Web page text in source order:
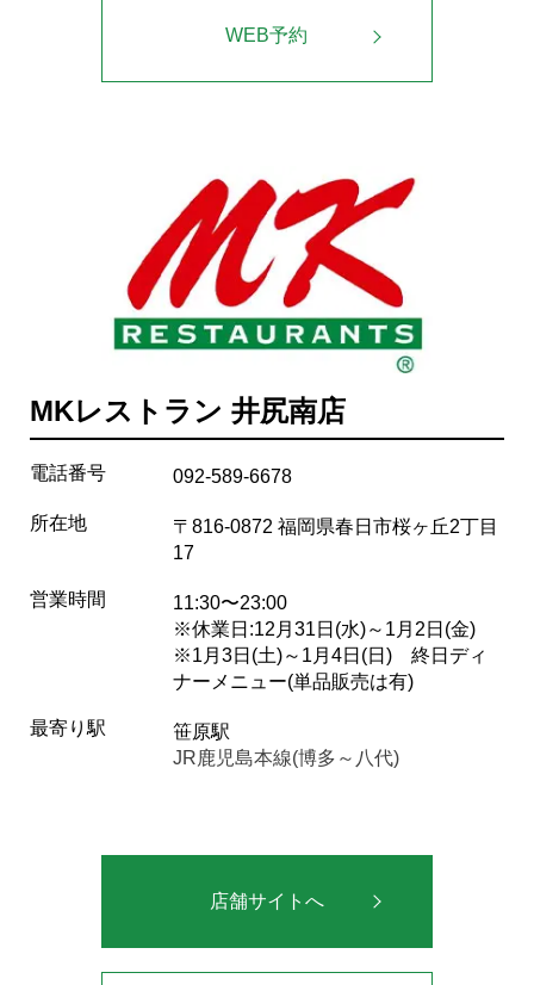
WEB予約
MKレストラン 井尻南店
電話番号 092-589-6678
所在地
〒816-0872 福岡県春日市桜ヶ丘2丁目
17
営業時間
11:30〜23:00
※休業日:12月31日(水)～1月2日(金)
※1月3日(土)～1月4日(日) 終日ディ
ナーメニュー(単品販売は有)
最寄り駅
笹原駅
JR鹿児島本線(博多～八代)
店舗サイトへ